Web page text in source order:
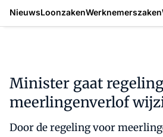
NieuwsLoonzakenWerknemerszaken
Minister gaat
meerlingenverlof
Door de regeling voor